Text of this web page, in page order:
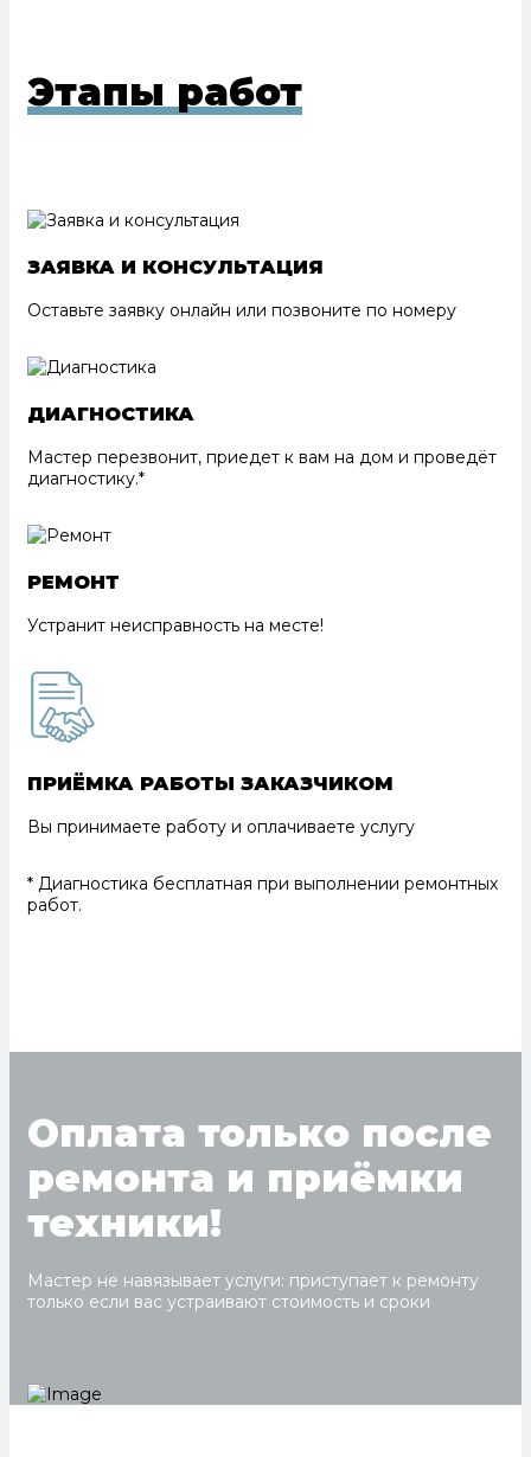
Этапы работ
ЗАЯВКА И КОНСУЛЬТАЦИЯ
Оставьте заявку онлайн или позвоните по номеру
ДИАГНОСТИКА
Мастер перезвонит, приедет к вам на дом и проведёт
диагностику.*
РЕМОНТ
Устранит неисправность на месте!
ПРИЁМКА РАБОТЫ ЗАКАЗЧИКОМ
Вы принимаете работу и оплачиваете услугу
* Диагностика бесплатная при выполнении ремонтных
работ.
Оплата только после
ремонта и приёмки
техники!
Мастер не навязывает услуги: приступает к ремонту
только если вас устраивают стоимость и сроки